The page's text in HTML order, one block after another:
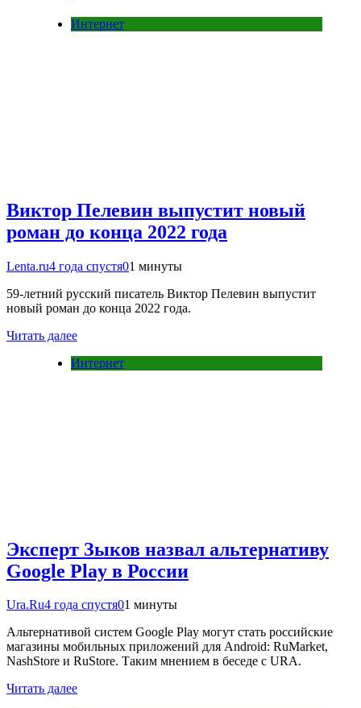
Интернет
Виктор Пелевин выпустит новый
роман до конца 2022 года
Lenta.ru4 года спустя01 минуты
59-летний русский писатель Виктор Пелевин выпустит
новый роман до конца 2022 года.
Читать далее
Интернет
Эксперт Зыков назвал альтернативу
Google Play в России
Ura.Ru4 года спустя01 минуты
Альтернативой систем Google Play могут стать российские
магазины мобильных приложений для Android: RuMarket,
NashStore и RuStore. Таким мнением в беседе с URA.
Читать далее